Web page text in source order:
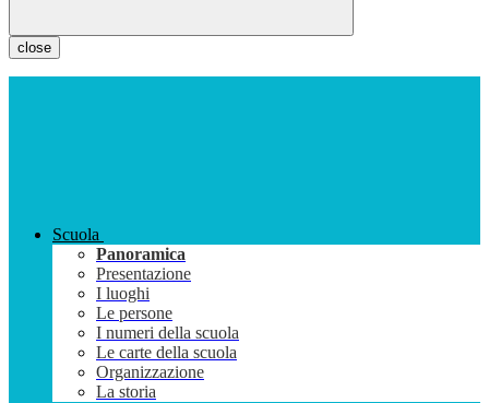
close
Scuola
Panoramica
Presentazione
I luoghi
Le persone
I numeri della scuola
Le carte della scuola
Organizzazione
La storia